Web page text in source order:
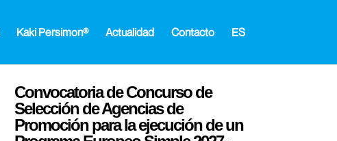
Kaki Persimon® Actualidad Contacto ES
Convocatoria de Concurso de
Selección de Agencias de
Promoción para la ejecución de un